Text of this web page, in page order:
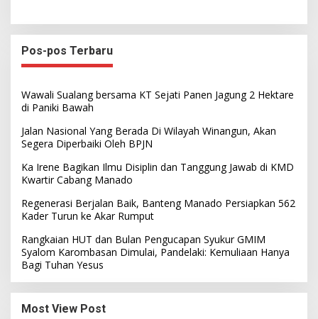
Pos-pos Terbaru
Wawali Sualang bersama KT Sejati Panen Jagung 2 Hektare
di Paniki Bawah
Jalan Nasional Yang Berada Di Wilayah Winangun, Akan
Segera Diperbaiki Oleh BPJN
Ka Irene Bagikan Ilmu Disiplin dan Tanggung Jawab di KMD
Kwartir Cabang Manado
Regenerasi Berjalan Baik, Banteng Manado Persiapkan 562
Kader Turun ke Akar Rumput
Rangkaian HUT dan Bulan Pengucapan Syukur GMIM
Syalom Karombasan Dimulai, Pandelaki: Kemuliaan Hanya
Bagi Tuhan Yesus
Most View Post